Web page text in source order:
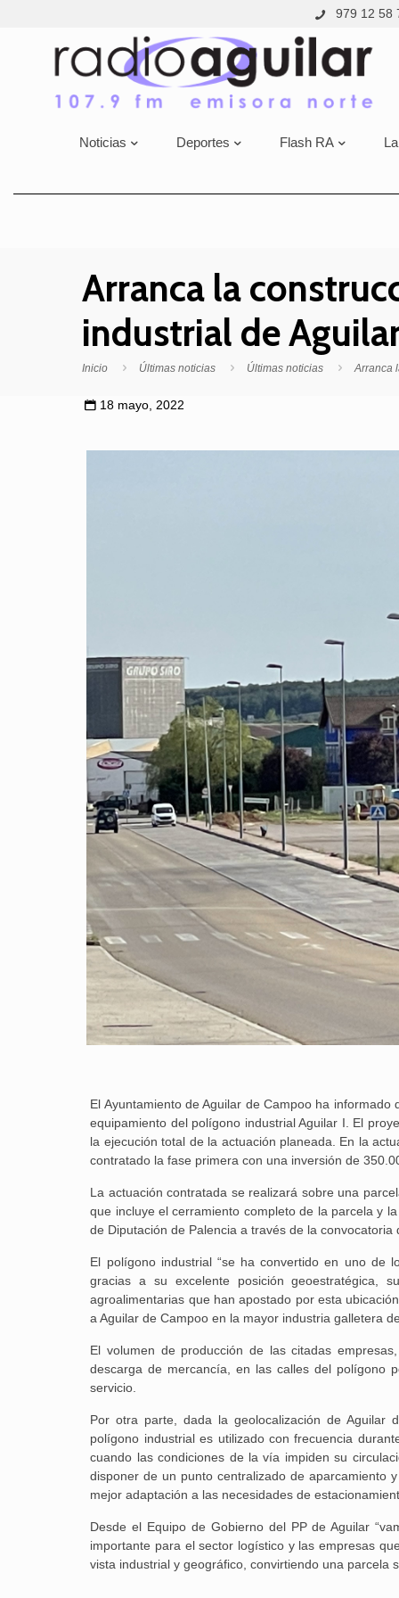
979 12 58
Noticias Deportes Flash RA
Arranca la
industrial de
Inicio Últimas noticias Últimas noticias Arranca
18 mayo, 2022
El Ayuntamiento de Aguilar de Campoo ha
equipamiento del polígono industrial Aguilar I. El
la ejecución total de la actuación planeada. En la
contratado la fase primera con una inversión de
La actuación contratada se realizará sobre una
que incluye el cerramiento completo de la parcela y
de Diputación de Palencia a través de la convocatoria
El polígono industrial “se ha convertido en uno de
gracias a su excelente posición geoestratégica,
agroalimentarias que han apostado por esta
a Aguilar de Campoo en la mayor industria galletera de
El volumen de producción de las citadas
descarga de mercancía, en las calles del polígono
servicio.
Por otra parte, dada la geolocalización de Aguilar
polígono industrial es utilizado con frecuencia
cuando las condiciones de la vía impiden su
disponer de un punto centralizado de aparcamiento
mejor adaptación a las necesidades de
Desde el Equipo de Gobierno del PP de Aguilar
importante para el sector logístico y las empresas
vista industrial y geográfico, convirtiendo una parcela